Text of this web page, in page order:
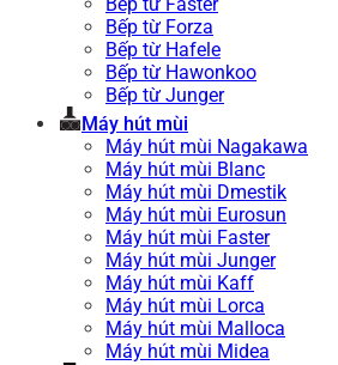
Bếp từ Forza
Bếp từ Hafele
Bếp từ Hawonkoo
Bếp từ Junger
Máy hút mùi
Máy hút mùi Nagakawa
Máy hút mùi Blanc
Máy hút mùi Dmestik
Máy hút mùi Eurosun
Máy hút mùi Faster
Máy hút mùi Junger
Máy hút mùi Kaff
Máy hút mùi Lorca
Máy hút mùi Malloca
Máy hút mùi Midea